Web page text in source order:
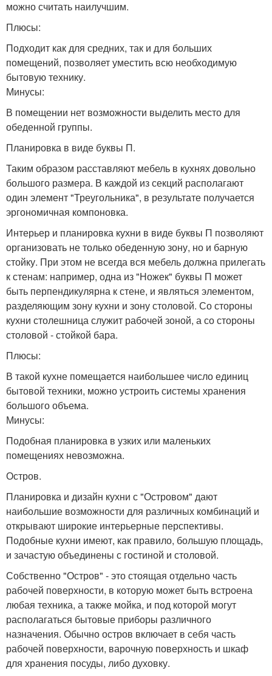
можно считать наилучшим.
Плюсы:
Подходит как для средних, так и для больших
помещений, позволяет уместить всю необходимую
бытовую технику.
Минусы:
В помещении нет возможности выделить место для
обеденной группы.
Планировка в виде буквы П.
Таким образом расставляют мебель в кухнях довольно
большого размера. В каждой из секций располагают
один элемент "Треугольника", в результате получается
эргономичная компоновка.
Интерьер и планировка кухни в виде буквы П позволяют
организовать не только обеденную зону, но и барную
стойку. При этом не всегда вся мебель должна прилегать
к стенам: например, одна из "Ножек" буквы П может
быть перпендикулярна к стене, и являться элементом,
разделяющим зону кухни и зону столовой. Со стороны
кухни столешница служит рабочей зоной, а со стороны
столовой - стойкой бара.
Плюсы:
В такой кухне помещается наибольшее число единиц
бытовой техники, можно устроить системы хранения
большого объема.
Минусы:
Подобная планировка в узких или маленьких
помещениях невозможна.
Остров.
Планировка и дизайн кухни с "Островом" дают
наибольшие возможности для различных комбинаций и
открывают широкие интерьерные перспективы.
Подобные кухни имеют, как правило, большую площадь,
и зачастую объединены с гостиной и столовой.
Собственно "Остров" - это стоящая отдельно часть
рабочей поверхности, в которую может быть встроена
любая техника, а также мойка, и под которой могут
располагаться бытовые приборы различного
назначения. Обычно остров включает в себя часть
рабочей поверхности, варочную поверхность и шкаф
для хранения посуды, либо духовку.